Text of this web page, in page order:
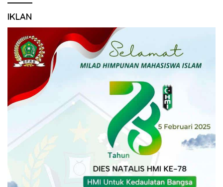
IKLAN